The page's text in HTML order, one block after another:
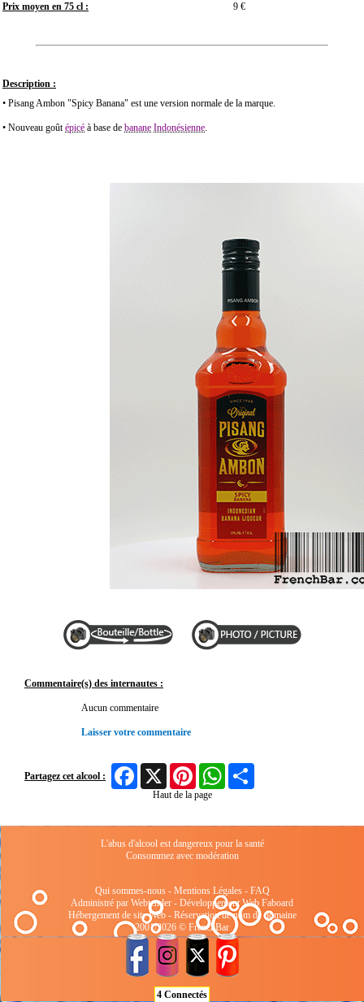
Prix moyen en 75 cl : 9 €
Description :
• Pisang Ambon "Spicy Banana" est une version normale de la marque.
• Nouveau goûtépicé à base de banane Indonésienne.
Commentaire(s) des internautes :
Aucun commentaire
Laisser votre commentaire
Partagez cet alcool :
FacebookX Pinterest WhatsApp
Haut de la page
L'abus d'alcool est dangereux pour la santé
Consommez avec modération
Qui sommes-nous- Mentions Légales- FAQ
Administré par Webtender - Développement Web Faboard
Hébergement de site Web- Réservation de nom de domaine
2001/2026 © FrenchBar
4 Connectés